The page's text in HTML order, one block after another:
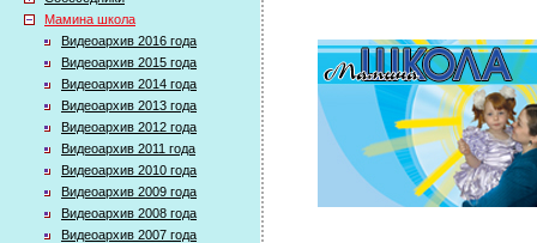
Мамина школа
Видеоархив 2016 года
Видеоархив 2015 года
Видеоархив 2014 года
Видеоархив 2013 года
Видеоархив 2012 года
Видеоархив 2011 года
Видеоархив 2010 года
Видеоархив 2009 года
Видеоархив 2008 года
Видеоархив 2007 года